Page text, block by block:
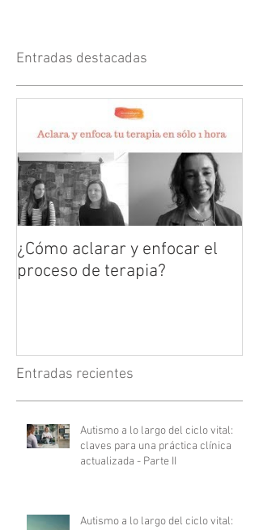
Entradas destacadas
¿Cómo aclarar y enfocar el
proceso de terapia?
Entradas recientes
Autismo a lo largo del ciclo vital:
claves para una práctica clínica
actualizada - Parte II
Autismo a lo largo del ciclo vital: